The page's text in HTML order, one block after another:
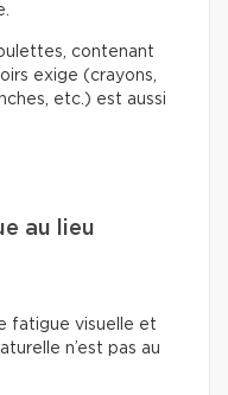
contenant
exige (crayons,
etc.) est aussi
au lieu
fatigue visuelle et
n’est pas au